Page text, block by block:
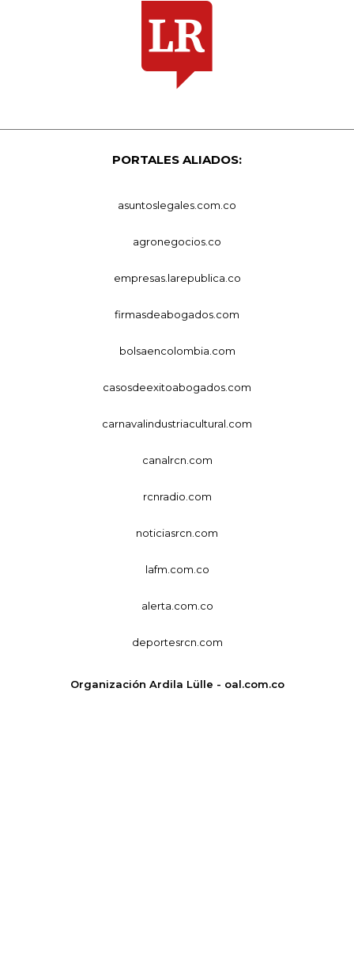
PORTALES ALIADOS:
asuntoslegales.com.co
agronegocios.co
empresas.larepublica.co
firmasdeabogados.com
bolsaencolombia.com
casosdeexitoabogados.com
carnavalindustriacultural.com
canalrcn.com
rcnradio.com
noticiasrcn.com
lafm.com.co
alerta.com.co
deportesrcn.com
Organización Ardila Lülle - oal.com.co